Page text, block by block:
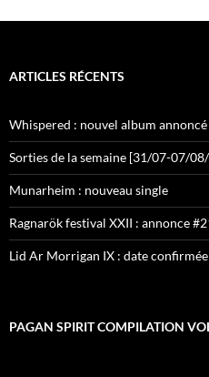
ARTICLES RÉCENTS
Whispered : nouvel album annoncé
Sorties de la semaine [31/07-07/
Munarheim : nouveau single
Ragnarök festival XXII : annonce
Lid Ar Morrigan IX : date confirmée
PAGAN SPIRIT COMPILATION